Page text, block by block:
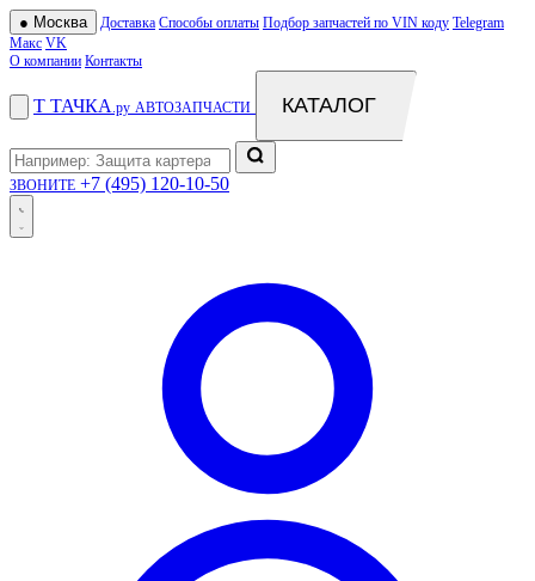
● Москва Доставка Способы оплаты Подбор запчастей по VIN коду Telegram
Макс VK
О компании Контакты
Т ТАЧКА .ру АВТОЗАПЧАСТИ КАТАЛОГ
ЗВОНИТЕ +7 (495) 120-10-50